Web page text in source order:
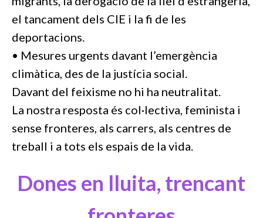
el tancament dels CIE i la fi de les
deportacions.
• Mesures urgents davant l’emergència
climàtica, des de la justícia social.
Davant del feixisme no hi ha neutralitat.
La nostra resposta és col·lectiva, feminista i
sense fronteres, als carrers, als centres de
treball i a tots els espais de la vida.
Dones en lluita, trencant